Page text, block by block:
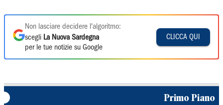
Non lasciare decidere l'algoritmo:
scegli La Nuova Sardegna
per le tue notizie su Google
CLICCA QUI
Primo Piano